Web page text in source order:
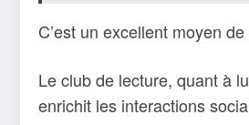
C’est un excellent moyen
Le club de lecture, quant à
enrichit les interactions